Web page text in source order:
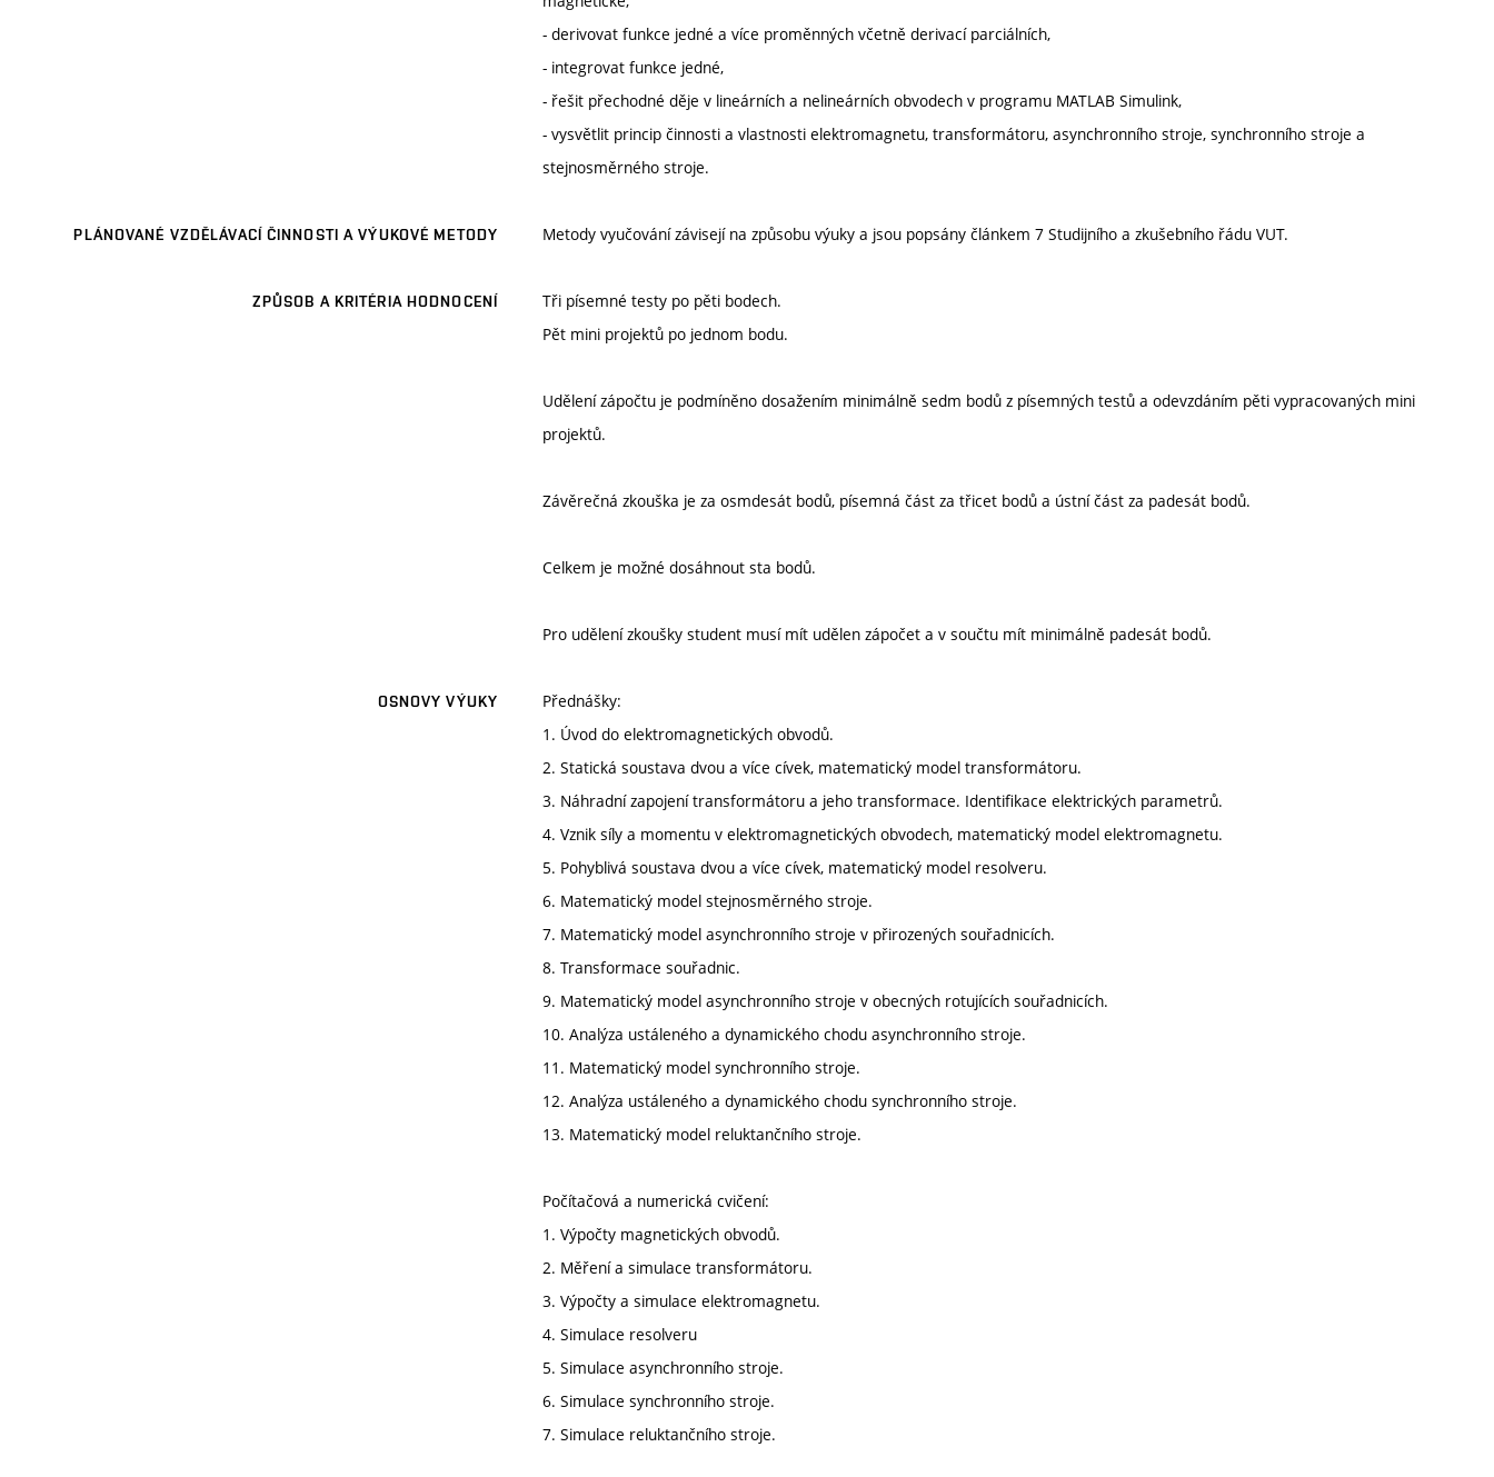
- derivovat funkce jedné a více proměnných včetně derivací parciálních,
- integrovat funkce jedné,
- řešit přechodné děje v lineárních a nelineárních obvodech v programu MATLAB Simulink,
- vysvětlit princip činnosti a vlastnosti elektromagnetu, transformátoru, asynchronního stroje, synchronního stroje a
stejnosměrného stroje.
PLÁNOVANÉ VZDĚLÁVACÍ ČINNOSTI A VÝUKOVÉ METODY Metody vyučování závisejí na způsobu výuky a jsou popsány článkem 7 Studijního a zkušebního řádu VUT.
ZPŮSOB A KRITÉRIA HODNOCENÍ
Tři písemné testy po pěti bodech.
Pět mini projektů po jednom bodu.
Udělení zápočtu je podmíněno dosažením minimálně sedm bodů z písemných testů a odevzdáním pěti vypracovaných mini
projektů.
Závěrečná zkouška je za osmdesát bodů, písemná část za třicet bodů a ústní část za padesát bodů.
Celkem je možné dosáhnout sta bodů.
Pro udělení zkoušky student musí mít udělen zápočet a v součtu mít minimálně padesát bodů.
OSNOVY VÝUKY
Přednášky:
1. Úvod do elektromagnetických obvodů.
2. Statická soustava dvou a více cívek, matematický model transformátoru.
3. Náhradní zapojení transformátoru a jeho transformace. Identifikace elektrických parametrů.
4. Vznik síly a momentu v elektromagnetických obvodech, matematický model elektromagnetu.
5. Pohyblivá soustava dvou a více cívek, matematický model resolveru.
6. Matematický model stejnosměrného stroje.
7. Matematický model asynchronního stroje v přirozených souřadnicích.
8. Transformace souřadnic.
9. Matematický model asynchronního stroje v obecných rotujících souřadnicích.
10. Analýza ustáleného a dynamického chodu asynchronního stroje.
11. Matematický model synchronního stroje.
12. Analýza ustáleného a dynamického chodu synchronního stroje.
13. Matematický model reluktančního stroje.
Počítačová a numerická cvičení:
1. Výpočty magnetických obvodů.
2. Měření a simulace transformátoru.
3. Výpočty a simulace elektromagnetu.
4. Simulace resolveru
5. Simulace asynchronního stroje.
6. Simulace synchronního stroje.
7. Simulace reluktančního stroje.